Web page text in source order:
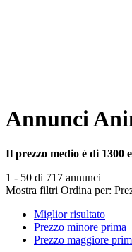
Annunci
Il prezzo medio è di 1300
1 - 50 di 717 annunci
Mostra filtri Ordina per:
Miglior risultato
Prezzo minore prima
Prezzo maggiore